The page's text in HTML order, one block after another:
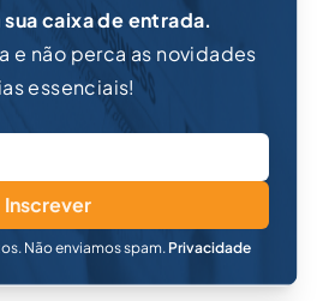
caixa de entrada.
e não perca as novidades
essenciais!
Inscrever
Não enviamos spam. Privacidade